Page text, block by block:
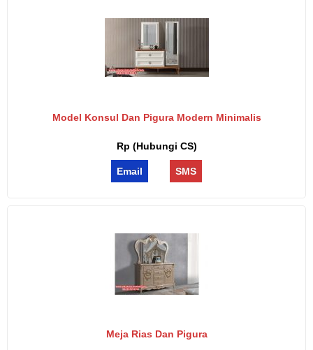
Model Konsul Dan Pigura Modern Minimalis
Rp (Hubungi CS)
Email SMS
Meja Rias Dan Pigura